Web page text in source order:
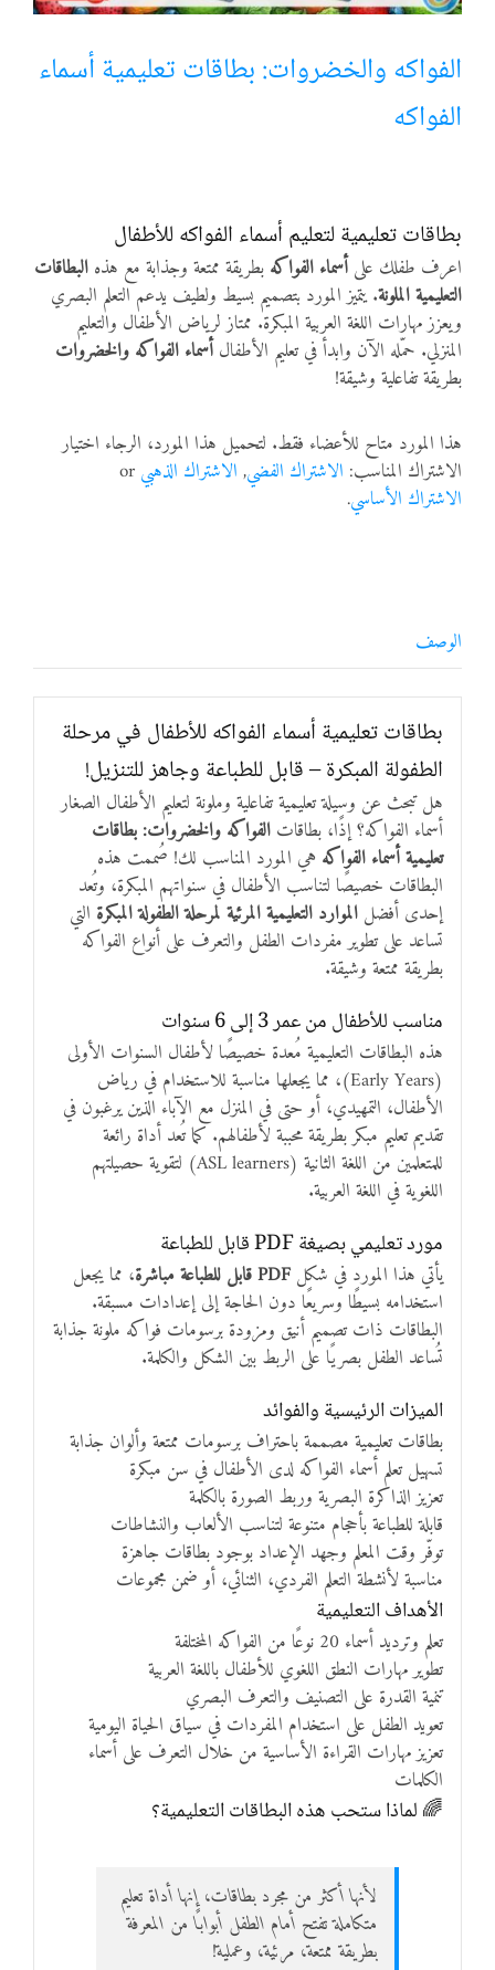
أنواع الموارد
الألعاب التفاعلية
الفواكه والخضروات: بطاقات تعليمية أسماء
الفواكه
بطاقات تعليمية لتعليم أسماء الفواكه للأطفال
اعرف طفلك علىأسماء الفواكه بطريقة ممتعة وجذابة مع هذه البطاقات
التعليمية الملونة. يتميز المورد بتصميم بسيط ولطيف يدعم التعلم البصري
ويعزز مهارات اللغة العربية المبكرة. ممتاز لرياض الأطفال والتعليم
المنزلي. حمّله الآن وابدأ في تعليم الأطفالأسماء الفواكه والخضروات
بطريقة تفاعلية وشيقة!
هذا المورد متاح للأعضاء فقط. لتحميل هذا المورد، الرجاء اختيار
الاشتراك المناسب: الاشتراك الفضي, الاشتراك الذهبي
الاشتراك الأساسي.
الوصف
بطاقات تعليمية أسماء الفواكه للأطفال في مرحلة
الطفولة المبكرة – قابل للطباعة وجاهز للتنزيل!
هل تبحث عن وسيلة تعليمية تفاعلية وملونة لتعليم الأطفال الصغار
أسماء الفواكه؟ إذًا، بطاقات الفواكه والخضروات: بطاقات
تعليمية أسماء الفواكه هي المورد المناسب لك! صُممت هذه
البطاقات خصيصًا لتناسب الأطفال في سنواتهم المبكرة، وتُعد
إحدى أفضل الموارد التعليمية المرئية لمرحلة الطفولة المبكرة التي
تساعد على تطوير مفردات الطفل والتعرف على أنواع الفواكه
بطريقة ممتعة وشيقة.
مناسب للأطفال من عمر 3 إلى 6 سنوات
هذه البطاقات التعليمية مُعدة خصيصًا لأطفال السنوات الأولى
(Early Years)، مما يجعلها مناسبة للاستخدام في رياض
الأطفال، التمهيدي، أو حتى في المنزل مع الآباء الذين يرغبون في
تقديم تعليم مبكر بطريقة محببة لأطفالهم. كما تُعد أداة رائعة
للمتعلمين من اللغة الثانية (ASL learners) لتقوية حصيلتهم
اللغوية في اللغة العربية.
مورد تعليمي بصيغة PDF قابل للطباعة
يأتي هذا المورد في شكلPDF قابل للطباعة مباشرة
، مما يجعل
استخدامه بسيطًا وسريعًا دون الحاجة إلى إعدادات مسبقة.
البطاقات ذات تصميم أنيق ومزودة برسومات فواكه ملونة جذابة
تُساعد الطفل بصريًا على الربط بين الشكل والكلمة.
الميزات الرئيسية والفوائد
بطاقات تعليمية مصممة باحتراف برسومات ممتعة وألوان جذابة
تسهيل تعلم أسماء الفواكه لدى الأطفال في سن مبكرة
تعزيز الذاكرة البصرية وربط الصورة بالكلمة
قابلة للطباعة بأحجام متنوعة لتناسب الألعاب والنشاطات
توفّر وقت المعلم وجهد الإعداد بوجود بطاقات جاهزة
مناسبة لأنشطة التعلم الفردي، الثنائي، أو ضمن مجموعات
الأهداف التعليمية
تعلم وترديد أسماء 20 نوعًا من الفواكه المختلفة
تطوير مهارات النطق اللغوي للأطفال باللغة العربية
تنمية القدرة على التصنيف والتعرف البصري
تعويد الطفل على استخدام المفردات في سياق الحياة اليومية
تعزيز مهارات القراءة الأساسية من خلال التعرف على أسماء
الكلمات
🌈 لماذا ستحب هذه البطاقات التعليمية؟
لأنها أكثر من مجرد بطاقات، إنها أداة تعليم
متكاملة تفتح أمام الطفل أبوابًا من المعرفة
بطريقة ممتعة، مرئية، وعملية!